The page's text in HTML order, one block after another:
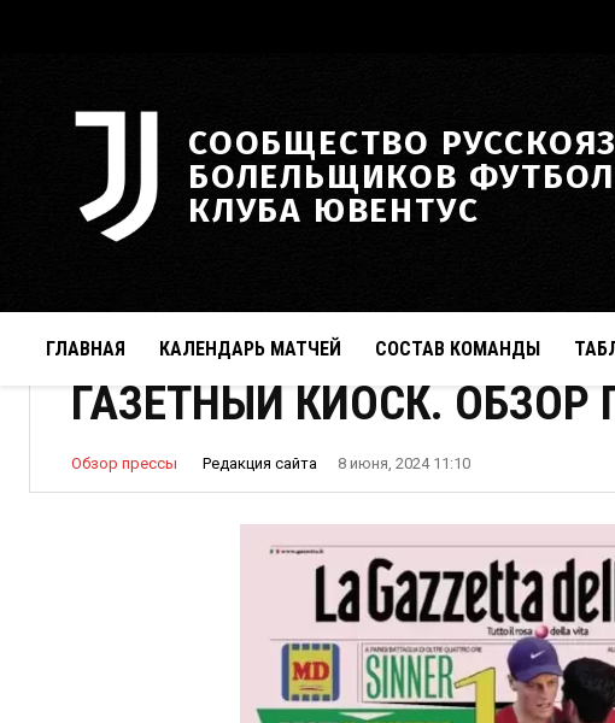
СООБЩЕСТВО
БОЛЕЛЬЩИКОВ
КЛУБА ЮВЕНТУС
ГЛАВНАЯ КАЛЕНДАРЬ МАТЧЕЙ СОСТАВ КОМАНДЫ
ГАЗЕТНЫЙ КИОСК. ОБЗОР
Обзор прессы Редакция сайта 8 июня, 2024 11:10